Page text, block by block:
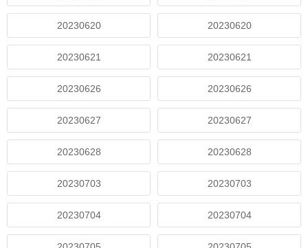
20230620 20230620
20230621 20230621
20230626 20230626
20230627 20230627
20230628 20230628
20230703 20230703
20230704 20230704